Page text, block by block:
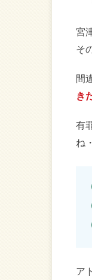
宮
そ
間
き
有
ね
ア